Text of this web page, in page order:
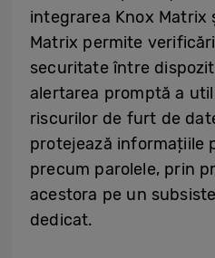
integrarea Knox Matrix
Matrix permite
securitate între
alertarea promptă a
riscurilor de furt de
protejează informațiile
precum parolele, prin
acestora pe un
dedicat.